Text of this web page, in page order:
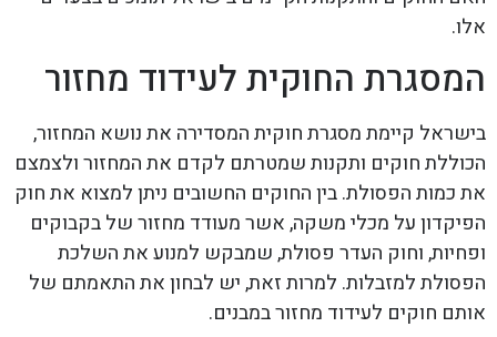
אלו.
המסגרת החוקית לעידוד מחזור
בישראל קיימת מסגרת חוקית המסדירה את נושא המחזור,
הכוללת חוקים ותקנות שמטרתם לקדם את המחזור ולצמצם
את כמות הפסולת. בין החוקים החשובים ניתן למצוא את חוק
הפיקדון על מכלי משקה, אשר מעודד מחזור של בקבוקים
ופחיות, וחוק העדר פסולת, שמבקש למנוע את השלכת
הפסולת למזבלות. למרות זאת, יש לבחון את התאמתם של
אותם חוקים לעידוד מחזור במבנים.